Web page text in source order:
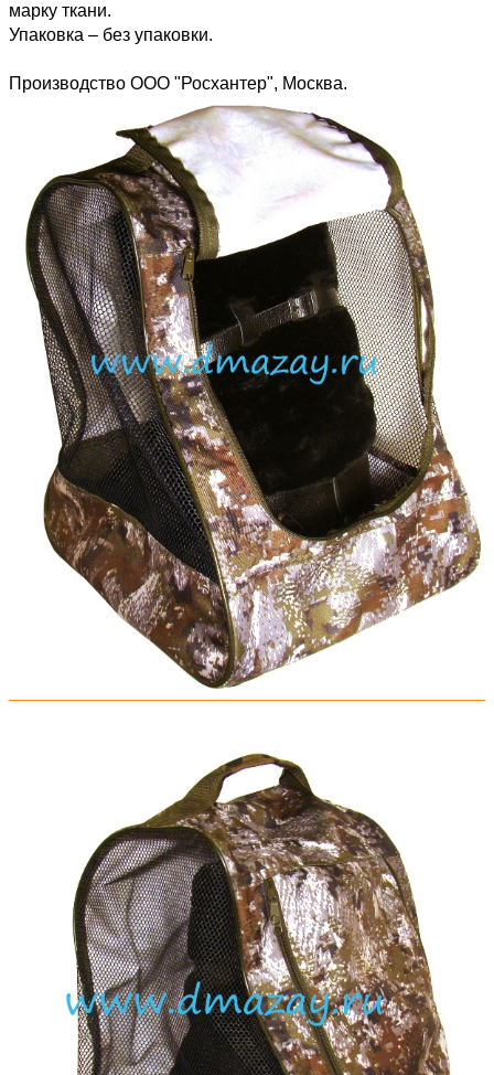
марку ткани.
Упаковка – без упаковки.
Производство ООО "Росхантер", Москва.